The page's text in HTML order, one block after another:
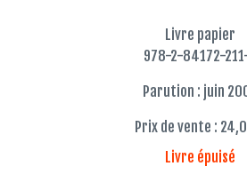
Livre papier
978-2-84172-
Parution : juin
Prix de vente :
Livre épuisé